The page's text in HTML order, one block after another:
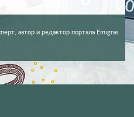
автор и редактор портала Emigras